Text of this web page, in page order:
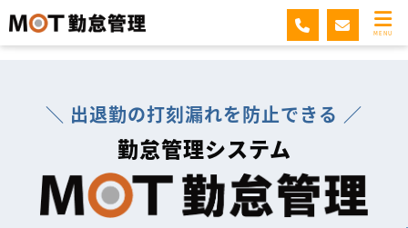
MENU
MOT勤怠管理
＼ 出退勤の打刻漏れを防止できる ／
勤怠管理システム